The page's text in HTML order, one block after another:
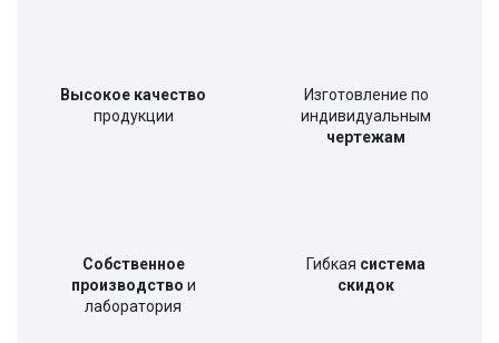
Высокое качество
продукции
Изготовление по
индивидуальным
чертежам
Собственное
производство и
лаборатория
Гибкая система
скидок